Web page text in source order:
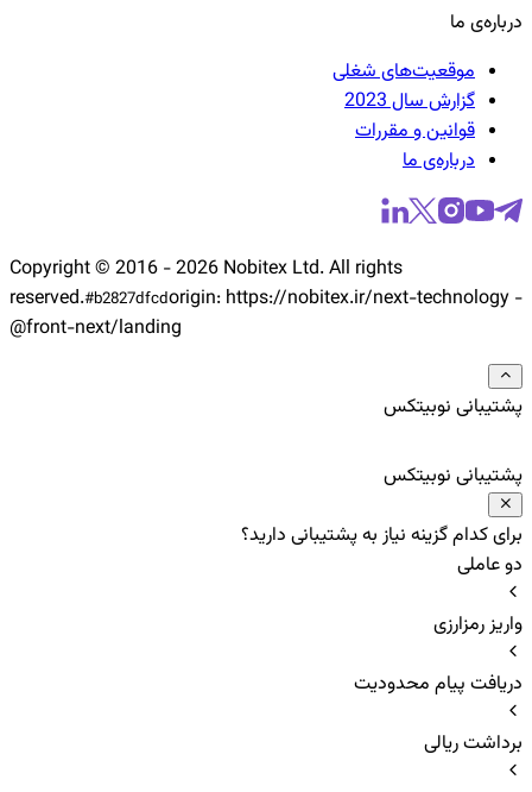
درباره‌ی ما
موقعیت‌های شغلی
گزارش سال 2023
قوانین و مقررات
درباره‌ی ما
Copyright © 2016 -2026 Nobitex Ltd. All rights
reserved.#b2827dfcdorigin: https://nobitex.ir/next-technology -
@front-next/landing
پشتیبانی نوبیتکس
پشتیبانی نوبیتکس
برای کدام گزینه نیاز به پشتیبانی دارید؟
دو عاملی
واریز رمزارزی
دریافت پیام محدودیت
برداشت ریالی